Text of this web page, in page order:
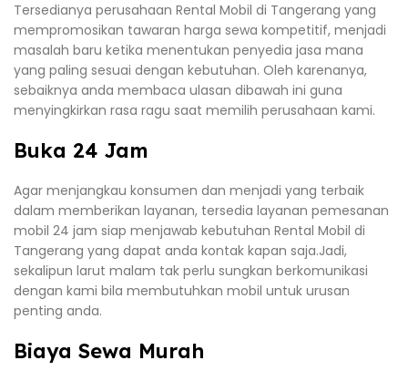
Tersedianya perusahaan Rental Mobil di Tangerang yang
mempromosikan tawaran harga sewa kompetitif, menjadi
masalah baru ketika menentukan penyedia jasa mana
yang paling sesuai dengan kebutuhan. Oleh karenanya,
sebaiknya anda membaca ulasan dibawah ini guna
menyingkirkan rasa ragu saat memilih perusahaan kami.
Buka 24 Jam
Agar menjangkau konsumen dan menjadi yang terbaik
dalam memberikan layanan, tersedia layanan pemesanan
mobil 24 jam siap menjawab kebutuhan Rental Mobil di
Tangerang yang dapat anda kontak kapan saja.Jadi,
sekalipun larut malam tak perlu sungkan berkomunikasi
dengan kami bila membutuhkan mobil untuk urusan
penting anda.
Biaya Sewa Murah